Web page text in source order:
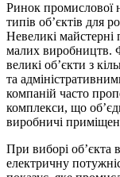
Ринок промислової
типів об’єктів для
Невеликі майстерні
малих виробництв.
великі об’єкти з
та
компаній часто
комплекси, що
виробничі
При виборі об’єкта
електричну